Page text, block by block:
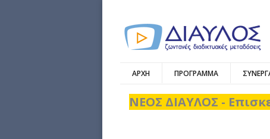
ΑΡΧΗ ΠΡΟΓΡΑΜΜΑ
ΝΕΟΣ ΔΙΑΥΛΟΣ -